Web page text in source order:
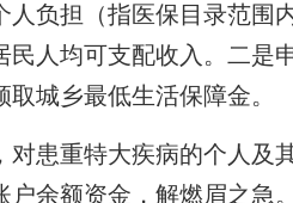
负担（指医保目录范围
民人均可支配收入。二是
城乡最低生活保障金。
患重特大疾病的个人及
余额资金，解燃眉之急。